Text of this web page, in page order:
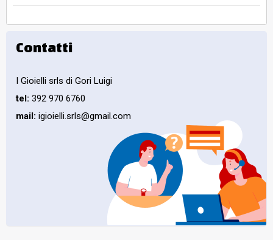
Contatti
I Gioielli srls di Gori Luigi
tel: 392 970 6760
mail: igioielli.srls@gmail.com